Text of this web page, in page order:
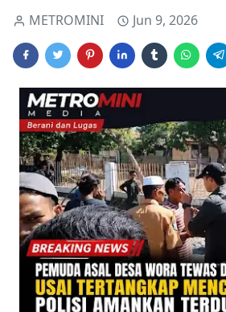
METROMINI Jun 9, 2026